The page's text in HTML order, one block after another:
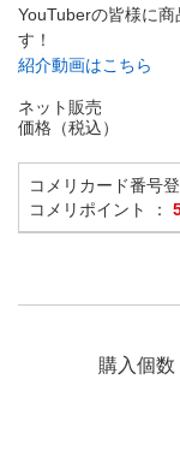
YouTuberの皆様に
す！
紹介動画はこちら
ネット販売
価格（税込）
コメリカード番号
コメリポイント ：
購入個数